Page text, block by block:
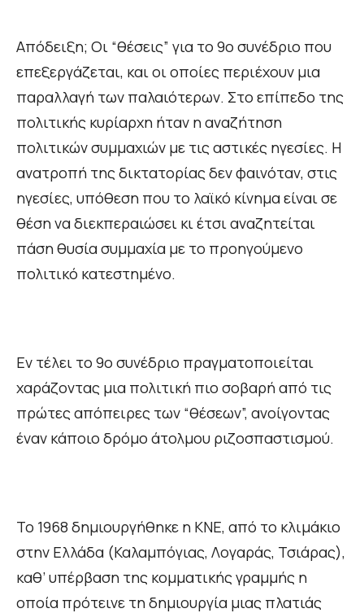
Απόδειξη; Οι “θέσεις” για το 9ο συνέδριο που
επεξεργάζεται, και οι οποίες περιέχουν μια
παραλλαγή των παλαιότερων. Στο επίπεδο της
πολιτικής κυρίαρχη ήταν η αναζήτηση
πολιτικών συμμαχιών με τις αστικές ηγεσίες. Η
ανατροπή της δικτατορίας δεν φαινόταν, στις
ηγεσίες, υπόθεση που το λαϊκό κίνημα είναι σε
θέση να διεκπεραιώσει κι έτσι αναζητείται
πάση θυσία συμμαχία με το προηγούμενο
πολιτικό κατεστημένο.
Εν τέλει το 9ο συνέδριο πραγματοποιείται
χαράζοντας μια πολιτική πιο σοβαρή από τις
πρώτες απόπειρες των “θέσεων”, ανοίγοντας
έναν κάποιο δρόμο άτολμου ριζοσπαστισμού.
Το 1968 δημιουργήθηκε η ΚΝΕ, από το κλιμάκιο
στην Ελλάδα (Καλαμπόγιας, Λογαράς, Τσιάρας),
καθ’ υπέρβαση της κομματικής γραμμής η
οποία πρότεινε τη δημιουργία μιας πλατιάς